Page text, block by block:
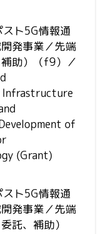
ト5G情報通
発事業／先端
助）（f9）／
Infrastructure
of
(Grant)
ト5G情報通
発事業／先端
託、補助）